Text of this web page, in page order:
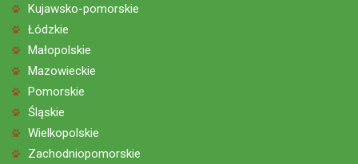
Kujawsko-pomorskie
Łódzkie
Małopolskie
Mazowieckie
Pomorskie
Śląskie
Wielkopolskie
Zachodniopomorskie